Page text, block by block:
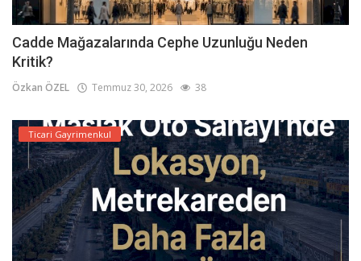
Cadde Mağazalarında Cephe Uzunluğu Neden
Kritik?
Özkan ÖZEL Temmuz 30, 2026 38
Ticari Gayrimenkul